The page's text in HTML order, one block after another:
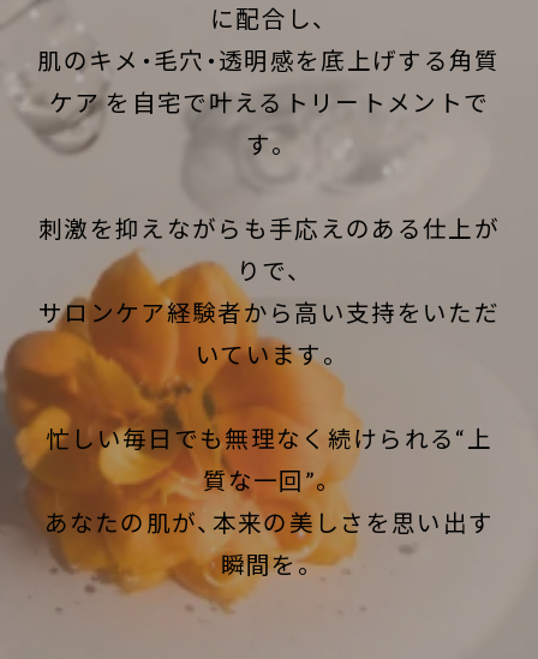
に配合し、
肌のキメ・毛穴・透明感を底上げする角質
ケア を自宅で叶えるトリートメントで
す。
刺激を抑えながらも手応えのある仕上が
りで、
サロンケア経験者から高い支持をいただ
いています。
忙しい毎日でも無理なく続けられる“上
質な一回”。
あなたの肌が、本来の美しさを思い出す
瞬間を。